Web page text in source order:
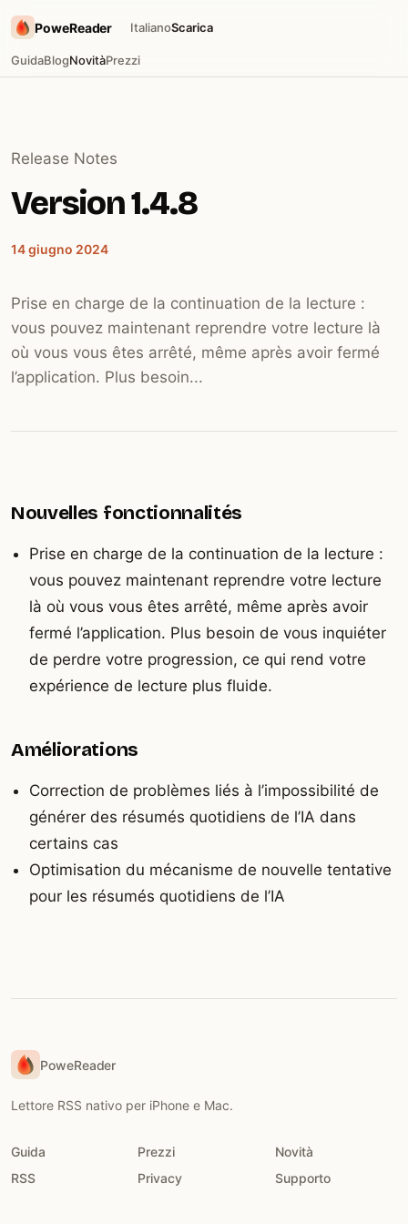
PoweReader
GuidaBlogNovitàPrezzi
ItalianoScarica
Release Notes
Version 1.4.8
14 giugno 2024
Prise en charge de la continuation de la lecture :
vous pouvez maintenant reprendre votre lecture là
où vous vous êtes arrêté, même après avoir fermé
l’application. Plus besoin...
Nouvelles fonctionnalités
Prise en charge de la continuation de la lecture :
vous pouvez maintenant reprendre votre lecture
là où vous vous êtes arrêté, même après avoir
fermé l’application. Plus besoin de vous inquiéter
de perdre votre progression, ce qui rend votre
expérience de lecture plus fluide.
Améliorations
Correction de problèmes liés à l’impossibilité de
générer des résumés quotidiens de l’IA dans
certains cas
Optimisation du mécanisme de nouvelle tentative
pour les résumés quotidiens de l’IA
PoweReader
Lettore RSS nativo per iPhone e Mac.
Guida Prezzi
Novità
RSS
Privacy Supporto